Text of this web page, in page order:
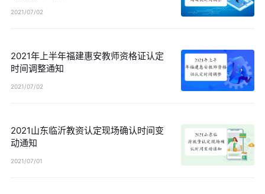
2021/07/02
2021年上半年福建惠安教师资格证认定
时间调整通知
2021/07/02
2021山东临沂教资认定现场确认时间变
动通知
2021/07/01